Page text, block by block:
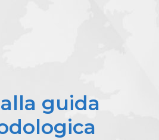
guida